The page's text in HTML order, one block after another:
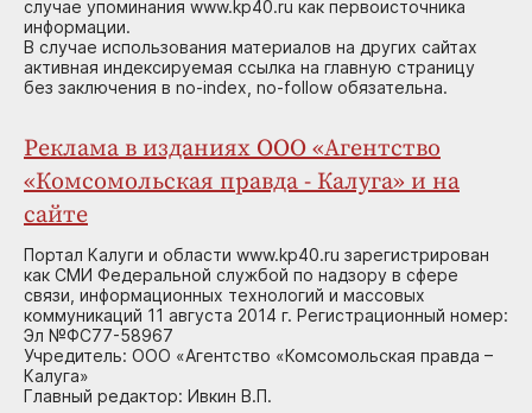
случае упоминания www.kp40.ru как первоисточника
информации.
В случае использования материалов на других сайтах
активная индексируемая ссылка на главную страницу
без заключения в no-index, no-follow обязательна.
Реклама в изданиях ООО «Агентство
«Комсомольская правда - Калуга» и на
сайте
Портал Калуги и области www.kp40.ru зарегистрирован
как СМИ Федеральной службой по надзору в сфере
связи, информационных технологий и массовых
коммуникаций 11 августа 2014 г. Регистрационный номер:
Эл №ФС77-58967
Учредитель: ООО «Агентство «Комсомольская правда –
Калуга»
Главный редактор: Ивкин В.П.